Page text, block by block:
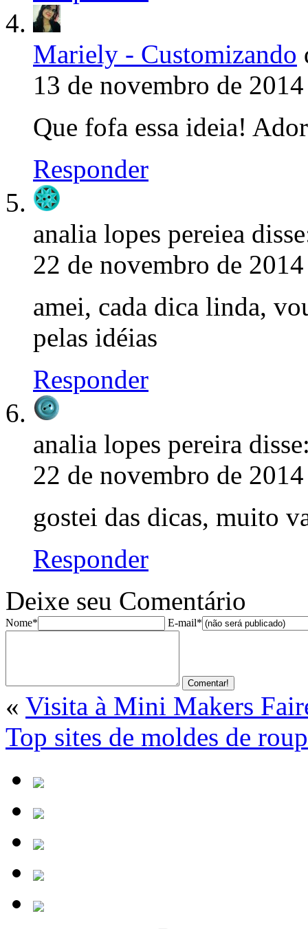
Mariely - Customizando
13 de novembro de
Que fofa essa ideia!
Responder
analia lopes pereiea
22 de novembro de
amei, cada dica linda,
pelas idéias
Responder
analia lopes pereira
22 de novembro de
gostei das dicas, muito
Responder
Deixe seu Comentário
Nome* E-mail*
« Visita à Mini Makers
Top sites de moldes de